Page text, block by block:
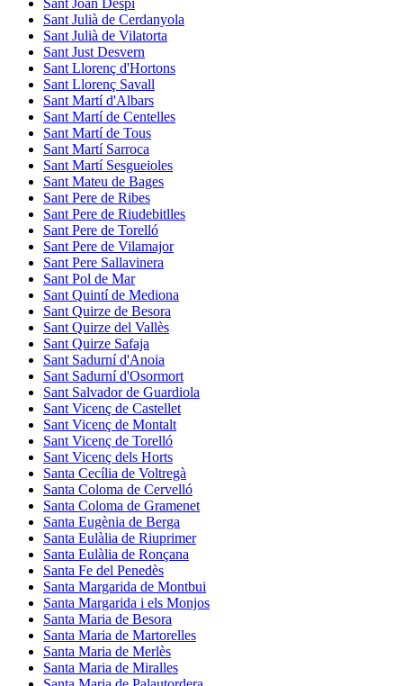
Sant Julià de Cerdanyola
Sant Julià de Vilatorta
Sant Just Desvern
Sant Llorenç d'Hortons
Sant Llorenç Savall
Sant Martí d'Albars
Sant Martí de Centelles
Sant Martí de Tous
Sant Martí Sarroca
Sant Martí Sesgueioles
Sant Mateu de Bages
Sant Pere de Ribes
Sant Pere de Riudebitlles
Sant Pere de Torelló
Sant Pere de Vilamajor
Sant Pere Sallavinera
Sant Pol de Mar
Sant Quintí de Mediona
Sant Quirze de Besora
Sant Quirze del Vallès
Sant Quirze Safaja
Sant Sadurní d'Anoia
Sant Sadurní d'Osormort
Sant Salvador de Guardiola
Sant Vicenç de Castellet
Sant Vicenç de Montalt
Sant Vicenç de Torelló
Sant Vicenç dels Horts
Santa Cecília de Voltregà
Santa Coloma de Cervelló
Santa Coloma de Gramenet
Santa Eugènia de Berga
Santa Eulàlia de Riuprimer
Santa Eulàlia de Ronçana
Santa Fe del Penedès
Santa Margarida de Montbui
Santa Margarida i els Monjos
Santa Maria de Besora
Santa Maria de Martorelles
Santa Maria de Merlès
Santa Maria de Miralles